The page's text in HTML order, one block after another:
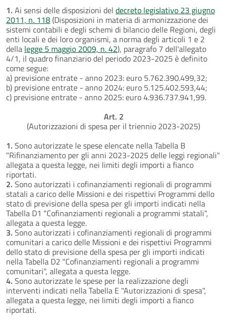
1. Ai sensi delle disposizioni del decreto legislativo 23 giugno
2011, n. 118(Disposizioni in materia di armonizzazione dei
sistemi contabili e degli schemi di bilancio delle Regioni, degli
enti locali e dei loro organismi, a norma degli articoli 1 e 2
della legge 5 maggio 2009, n. 42), paragrafo 7 dell'allegato
4/1, il quadro finanziario del periodo 2023-2025 è definito
come segue:
a) previsione entrate - anno 2023: euro 5.762.390.499,32;
b) previsione entrate - anno 2024: euro 5.125.402.593,44;
c) previsione entrate - anno 2025: euro 4.936.737.941,99.
Art. 2
(Autorizzazioni di spesa per il triennio 2023-2025)
1. Sono autorizzate le spese elencate nella Tabella B
"Rifinanziamento per gli anni 2023-2025 delle leggi regionali"
allegata a questa legge, nei limiti degli importi a fianco
riportati.
2. Sono autorizzati i cofinanziamenti regionali di programmi
statali a carico delle Missioni e dei rispettivi Programmi dello
stato di previsione della spesa per gli importi indicati nella
Tabella D1 "Cofinanziamenti regionali a programmi statali",
allegata a questa legge.
3. Sono autorizzati i cofinanziamenti regionali di programmi
comunitari a carico delle Missioni e dei rispettivi Programmi
dello stato di previsione della spesa per gli importi indicati
nella Tabella D2 "Cofinanziamenti regionali a programmi
comunitari", allegata a questa legge.
4. Sono autorizzate le spese per la realizzazione degli
interventi indicati nella Tabella E "Autorizzazioni di spesa",
allegata a questa legge, nei limiti degli importi a fianco
riportati.